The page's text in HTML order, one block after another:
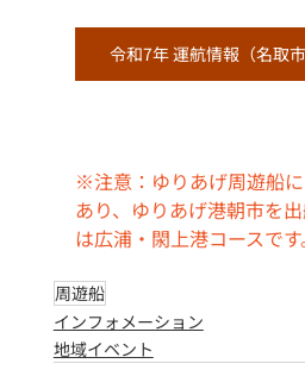
令和7年 運航情報（名取
※注意：ゆりあげ周遊船
あり、ゆりあげ港朝市を
は広浦・閖上港コースです
周遊船
インフォメーション
地域イベント